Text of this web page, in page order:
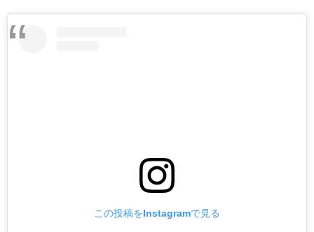
この投稿をInstagramで見る